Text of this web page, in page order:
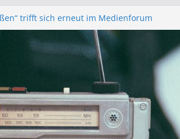
trifft sich erneut im Medienforum
– Anonyme Alkoholiker
im Medienforum
und Mitgliederversammlung am
Trifft sich zur Finalisierung der